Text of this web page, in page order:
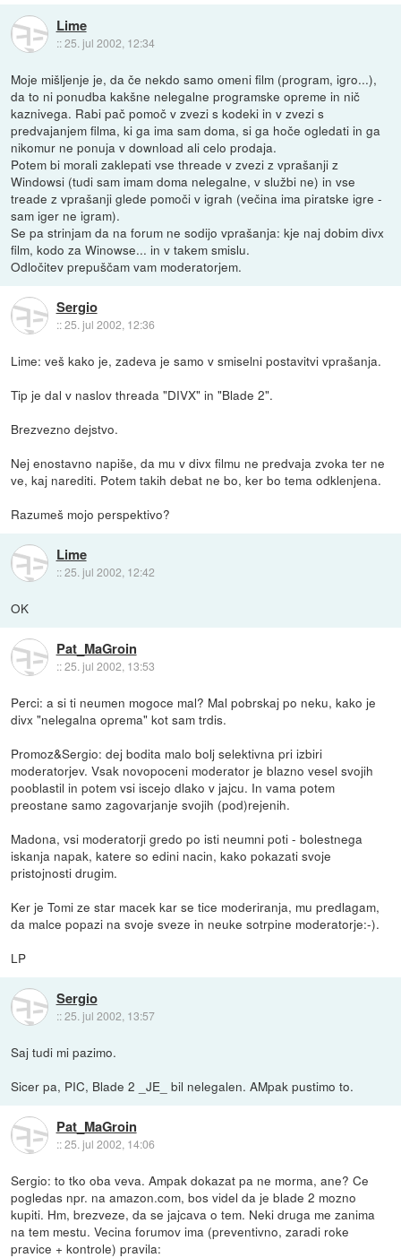
Lime
::25. jul 2002, 12:34
Moje mišljenje je, da če nekdo samo omeni film (program, igro...),
da to ni ponudba kakšne nelegalne programske opreme in nič
kaznivega. Rabi pač pomoč v zvezi s kodeki in v zvezi s
predvajanjem filma, ki ga ima sam doma, si ga hoče ogledati in ga
nikomur ne ponuja v download ali celo prodaja.
Potem bi morali zaklepati vse threade v zvezi z vprašanji z
Windowsi (tudi sam imam doma nelegalne, v službi ne) in vse
treade z vprašanji glede pomoči v igrah (večina ima piratske igre -
sam iger ne igram).
Se pa strinjam da na forum ne sodijo vprašanja: kje naj dobim divx
film, kodo za Winowse... in v takem smislu.
Odločitev prepuščam vam moderatorjem.
Sergio
::25. jul 2002, 12:36
Lime: veš kako je, zadeva je samo v smiselni postavitvi vprašanja.
Tip je dal v naslov threada "DIVX" in "Blade 2".
Brezvezno dejstvo.
Nej enostavno napiše, da mu v divx filmu ne predvaja zvoka ter ne
ve, kaj narediti. Potem takih debat ne bo, ker bo tema odklenjena.
Razumeš mojo perspektivo?
Lime
::25. jul 2002, 12:42
OK
Pat_MaGroin
::25. jul 2002, 13:53
Perci: a si ti neumen mogoce mal? Mal pobrskaj po neku, kako je
divx "nelegalna oprema" kot sam trdis.
Promoz&Sergio: dej bodita malo bolj selektivna pri izbiri
moderatorjev. Vsak novopoceni moderator je blazno vesel svojih
pooblastil in potem vsi iscejo dlako v jajcu. In vama potem
preostane samo zagovarjanje svojih (pod)rejenih.
Madona, vsi moderatorji gredo po isti neumni poti - bolestnega
iskanja napak, katere so edini nacin, kako pokazati svoje
pristojnosti drugim.
Ker je Tomi ze star macek kar se tice moderiranja, mu predlagam,
da malce popazi na svoje sveze in neuke sotrpine moderatorje:-).
LP
Sergio
::25. jul 2002, 13:57
Saj tudi mi pazimo.
Sicer pa, PIC, Blade 2 _JE_ bil nelegalen. AMpak pustimo to.
Pat_MaGroin
::25. jul 2002, 14:06
Sergio: to tko oba veva. Ampak dokazat pa ne morma, ane? Ce
pogledas npr. na amazon.com, bos videl da je blade 2 mozno
kupiti. Hm, brezveze, da se jajcava o tem. Neki druga me zanima
na tem mestu. Vecina forumov ima (preventivno, zaradi roke
pravice + kontrole) pravila: